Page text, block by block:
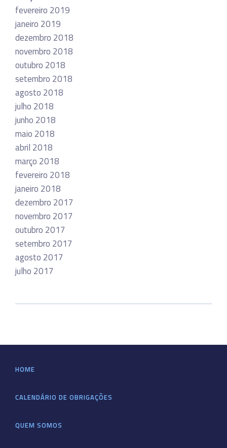
fevereiro 2019
janeiro 2019
dezembro 2018
novembro 2018
outubro 2018
setembro 2018
agosto 2018
julho 2018
junho 2018
maio 2018
abril 2018
março 2018
fevereiro 2018
janeiro 2018
dezembro 2017
novembro 2017
outubro 2017
setembro 2017
agosto 2017
julho 2017
HOME
CALENDÁRIO DE OBRIGAÇÕES
QUEM SOMOS